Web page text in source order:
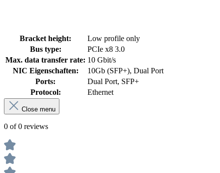
Bracket height:
Low profile only
Bus type:
PCIe x8 3.0
Max. data transfer rate: 10 Gbit/s
NIC Eigenschaften:
10Gb (SFP+), Dual Port
Ports:
Dual Port, SFP+
Protocol:
Ethernet
Close menu
0 of 0 reviews